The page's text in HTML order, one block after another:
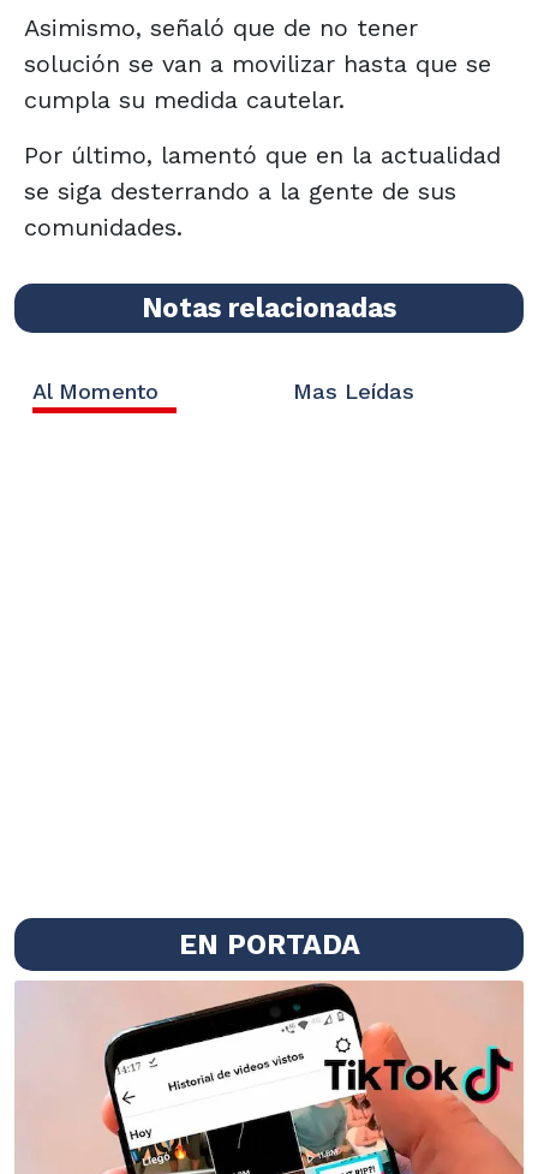
Asimismo, señaló que de no tener
solución se van a movilizar hasta que se
cumpla su medida cautelar.
Por último, lamentó que en la actualidad
se siga desterrando a la gente de sus
comunidades.
Notas relacionadas
Al Momento Mas Leídas
EN PORTADA